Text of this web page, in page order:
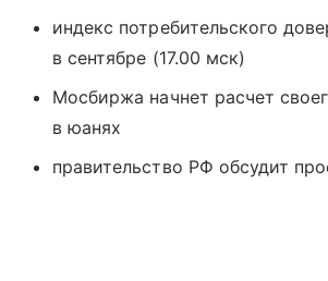
индекс потребительского
в сентябре (17.00 мск)
Мосбиржа начнет расчет
в юанях
правительство РФ обсудит